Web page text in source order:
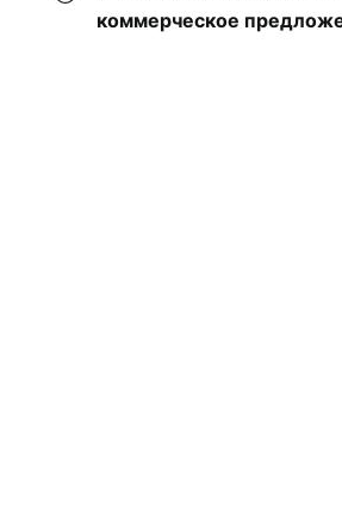
коммерческое